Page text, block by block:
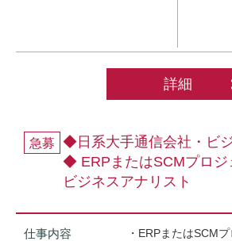
詳細
急募
◆日系大手通信会社・ビ
◆ ERPまたはSCMプロジ
ビジネスアナリスト
仕事内容 ・ERPまたはSCM